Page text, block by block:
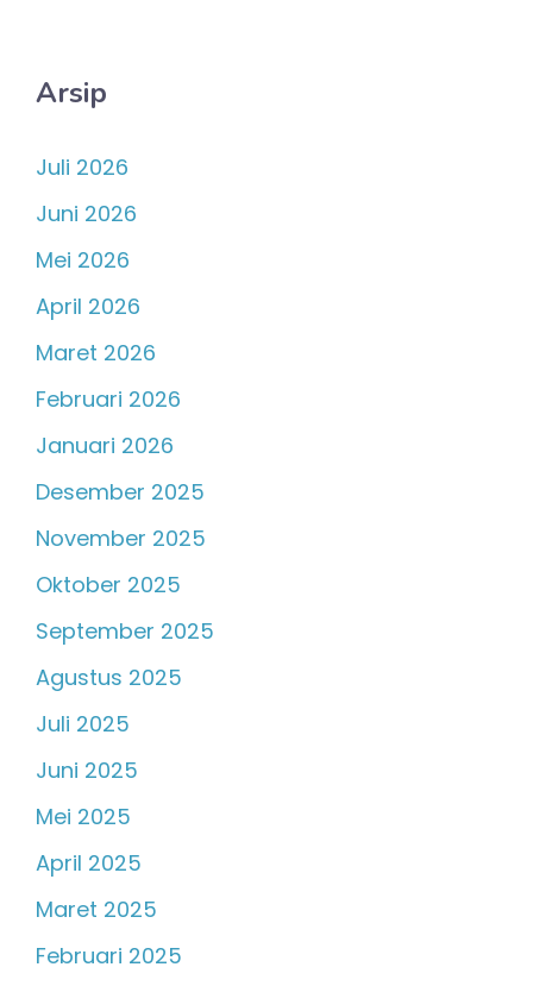
Arsip
Juli 2026
Juni 2026
Mei 2026
April 2026
Maret 2026
Februari 2026
Januari 2026
Desember 2025
November 2025
Oktober 2025
September 2025
Agustus 2025
Juli 2025
Juni 2025
Mei 2025
April 2025
Maret 2025
Februari 2025